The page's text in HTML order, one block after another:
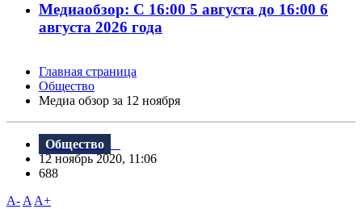
Медиаобзор: С 16:00 5 августа до 16:00 6
августа 2026 года
Главная страница
Общество
Meдиа обзор за 12 ноября
Общество
12 ноябрь 2020, 11:06
688
A- A A+